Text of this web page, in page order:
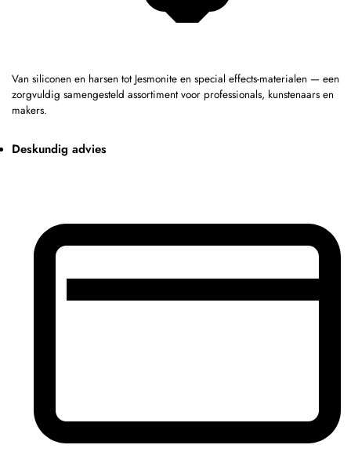
Van siliconen en harsen tot Jesmonite en special effects-materialen — een
zorgvuldig samengesteld assortiment voor professionals, kunstenaars en
makers.
Deskundig advies